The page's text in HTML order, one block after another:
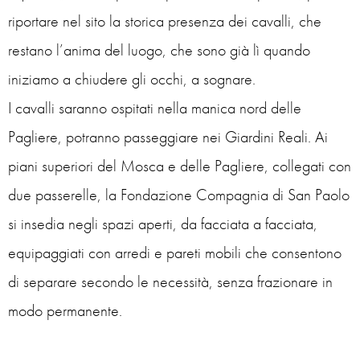
riportare nel sito la storica presenza dei cavalli, che
restano l’anima del luogo, che sono già lì quando
iniziamo a chiudere gli occhi, a sognare.
I cavalli saranno ospitati nella manica nord delle
Pagliere, potranno passeggiare nei Giardini Reali. Ai
piani superiori del Mosca e delle Pagliere, collegati con
due passerelle, la Fondazione Compagnia di San Paolo
si insedia negli spazi aperti, da facciata a facciata,
equipaggiati con arredi e pareti mobili che consentono
di separare secondo le necessità, senza frazionare in
modo permanente.